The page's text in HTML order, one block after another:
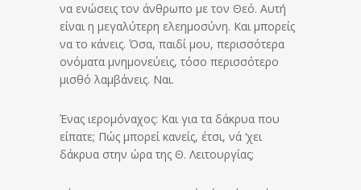
να ενώσεις τον άνθρωπο με τον Θεό. Αυτή
είναι η μεγαλύτερη ελεημοσύνη. Και μπορείς
να το κάνεις. Όσα, παιδί μου, περισσότερα
ονόματα μνημονεύεις, τόσο περισσότερο
μισθό λαμβάνεις. Ναι.
Ένας ιερομόναχος: Και για τα δάκρυα που
είπατε; Πώς μπορεί κανείς, έτσι, νά ‘χει
δάκρυα στην ώρα της Θ. Λειτουργίας;